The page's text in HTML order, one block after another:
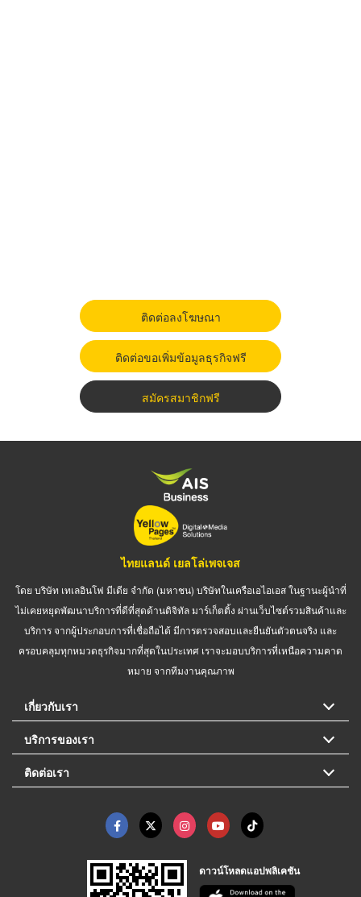
ติดต่อลงโฆษณา
ติดต่อขอเพิ่มข้อมูลธุรกิจฟรี
สมัครสมาชิกฟรี
ไทยแลนด์ เยลโล่เพจเจส
โดย บริษัท เทเลอินโฟ มีเดีย จำกัด (มหาชน) บริษัทในเครือเอไอเอส ในฐานะผู้นำที่
ไม่เคยหยุดพัฒนาบริการที่ดีที่สุดด้านดิจิทัล มาร์เก็ตติ้ง ผ่านเว็บไซต์รวมสินค้าและ
บริการ จากผู้ประกอบการที่เชื่อถือได้ มีการตรวจสอบและยืนยันตัวตนจริง และ
ครอบคลุมทุกหมวดธุรกิจมากที่สุดในประเทศ เราจะมอบบริการที่เหนือความคาด
หมาย จากทีมงานคุณภาพ
เกี่ยวกับเรา
บริการของเรา
ติดต่อเรา
ดาวน์โหลดแอปพลิเคชัน